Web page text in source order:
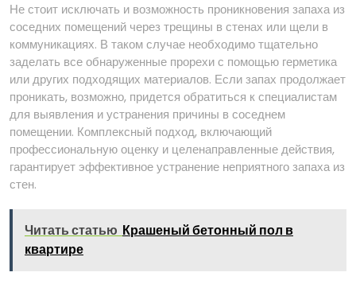
Не стоит исключать и возможность проникновения запаха из
соседних помещений через трещины в стенах или щели в
коммуникациях. В таком случае необходимо тщательно
заделать все обнаруженные прорехи с помощью герметика
или других подходящих материалов. Если запах продолжает
проникать, возможно, придется обратиться к специалистам
для выявления и устранения причины в соседнем
помещении. Комплексный подход, включающий
профессиональную оценку и целенаправленные действия,
гарантирует эффективное устранение неприятного запаха из
стен.
Читать статью Крашеный бетонный пол в
квартире